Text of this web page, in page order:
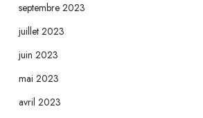
septembre 2023
juillet 2023
juin 2023
mai 2023
avril 2023